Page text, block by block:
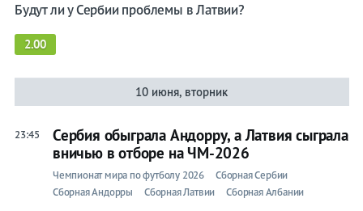
Будут ли у Сербии проблемы в Латвии?
2.00
10 июня, вторник
23:45
Сербия обыграла Андорру, а Латвия сыграла
вничью в отборе на ЧМ-2026
Чемпионат мира по футболу 2026
Сборная Сербии
Сборная Андорры
Сборная Латвии Сборная Албании